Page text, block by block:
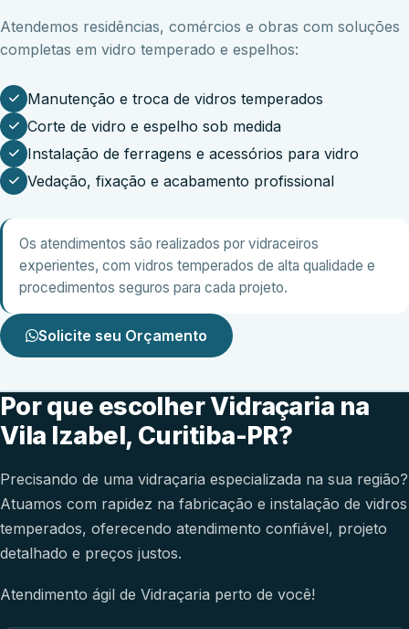
Atendemos residências, comércios e obras com soluções
completas em vidro temperado e espelhos:
Manutenção e troca de vidros temperados
Corte de vidro e espelho sob medida
Instalação de ferragens e acessórios para vidro
Vedação, fixação e acabamento profissional
Os atendimentos são realizados por vidraceiros
experientes, com vidros temperados de alta qualidade e
procedimentos seguros para cada projeto.
Solicite seu Orçamento
Por que escolher Vidraçaria na
Vila Izabel, Curitiba-PR?
Precisando de uma vidraçaria especializada na sua região?
Atuamos com rapidez na fabricação e instalação de vidros
temperados, oferecendo atendimento confiável, projeto
detalhado e preços justos.
Atendimento ágil de Vidraçaria perto de você!